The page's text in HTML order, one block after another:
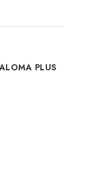
PLUS